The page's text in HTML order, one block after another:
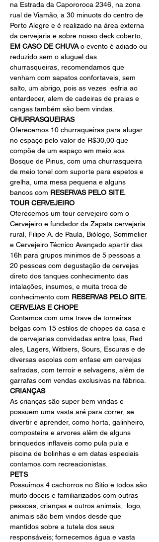
na Estrada da Capororoca 2346, na zona
rual de Viamão, a 30 minuots do centro de
Porto Alegre e é realizado na área externa
da cervejaria e sobre nosso deck coberto,
EM CASO DE CHUVA o evento é adiado ou
reduzido sem o aluguel das
churrasqueiras, recomendamos que
venham com sapatos confortaveis, sem
salto, um abrigo, pois as vezes  esfria ao
entardecer, alem de cadeiras de praias e
cangas também são bem vindas.
CHURRASQUEIRAS
Oferecemos 10 churraqueiras para alugar
no espaço pelo valor de R$30,00 que
compõe de um espaço em meio aos
Bosque de Pinus, com uma churrasqueira
de meio tonel com suporte para espetos e
grelha, uma mesa pequena e alguns
bancos com RESERVAS PELO SITE.
TOUR CERVEJEIRO
Oferecemos um tour cervejeiro com o
Cervejeiro e fundador da Zapata cervejaria
rural, Filipe A. de Paula, Biólogo, Sommelier
e Cervejeiro Técnico Avançado apartir das
16h para grupos minimos de 5 pessoas a
20 pessoas com degustação de cervejas
direto dos tanques conhecimento das
intalações, insumos, e muita troca de
conhecimento com RESERVAS PELO SITE.
CERVEJAS E CHOPE
Contamos com uma trave de torneiras
belgas com 15 estilos de chopes da casa e
de cervejarias convidadas entre Ipas, Red
ales, Lagers, Witbiers, Sours, Escuras e de
diversas escolas com enfase em cervejas
safradas, com terroir e selvagens, alêm de
garrafas com vendas exclusivas na fábrica.
CRIANÇAS
As crianças são super bem vindas e
possuem uma vasta aré para correr, se
divertir e aprender, como horta, galinheiro,
composteira e arvores alêm de alguns
brinquedos inflaveis como pula pula e
piscina de bolinhas e em datas especiais
contamos com recreacionistas.
PETS
Possuimos 4 cachorros no Sitio e todos são
muito doceis e familiarizados com outras
pessoas, crianças e outros animais,  logo,
animais são bem vindos desde que
mantidos sobre a tutela dos seus
responsáveis; fornecemos água e vasta